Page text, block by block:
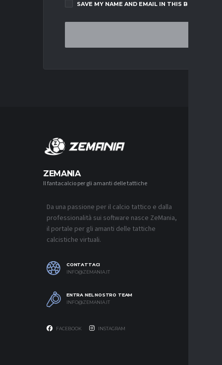
SAVE MY NAME AND EMAIL IN THIS BROWSER
ZEMANIA
Il fantacalcio per gli amanti delle tattiche
Da una passione per il calcio tattico e dalla
professionalità sui software nasce ZeMania,
il portale per gli amanti delle tattiche
calcistiche virtuali.
CONTATTACI
INFO@ZEMANIA.IT
ENTRA NEL NOSTRO TEAM
INFO@ZEMANIA.IT
FACEBOOK INSTAGRAM